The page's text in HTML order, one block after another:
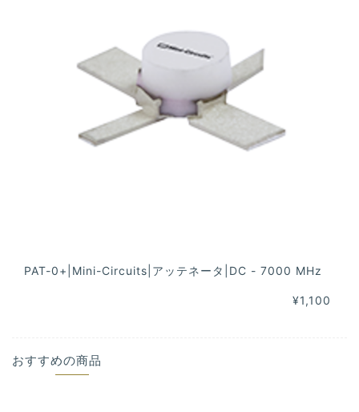
PAT-0+|Mini-Circuits|アッテネータ|DC - 7000 MHz
¥1,100
おすすめの商品